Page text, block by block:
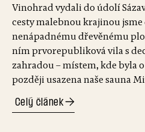
Vinohrad vydali do údolí
cesty malebnou krajinou
nenápadnému dřevěnému
ním prvorepubliková vila s
zahradou – místem, kde byla
později usazena naše sauna
Celý článek